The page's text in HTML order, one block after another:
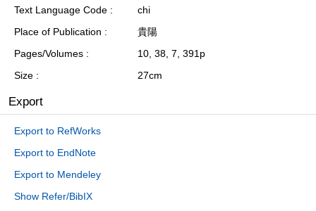
Text Language Code
chi
Place of Publication
貴陽
Pages/Volumes
10, 38, 7, 391p
Size
27cm
Export
Export to RefWorks
Export to EndNote
Export to Mendeley
Show Refer/BibIX